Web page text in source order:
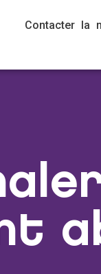
Contacter la